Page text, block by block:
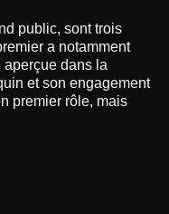
public, sont trois
a notamment
aperçue dans la
et son engagement
premier rôle, mais